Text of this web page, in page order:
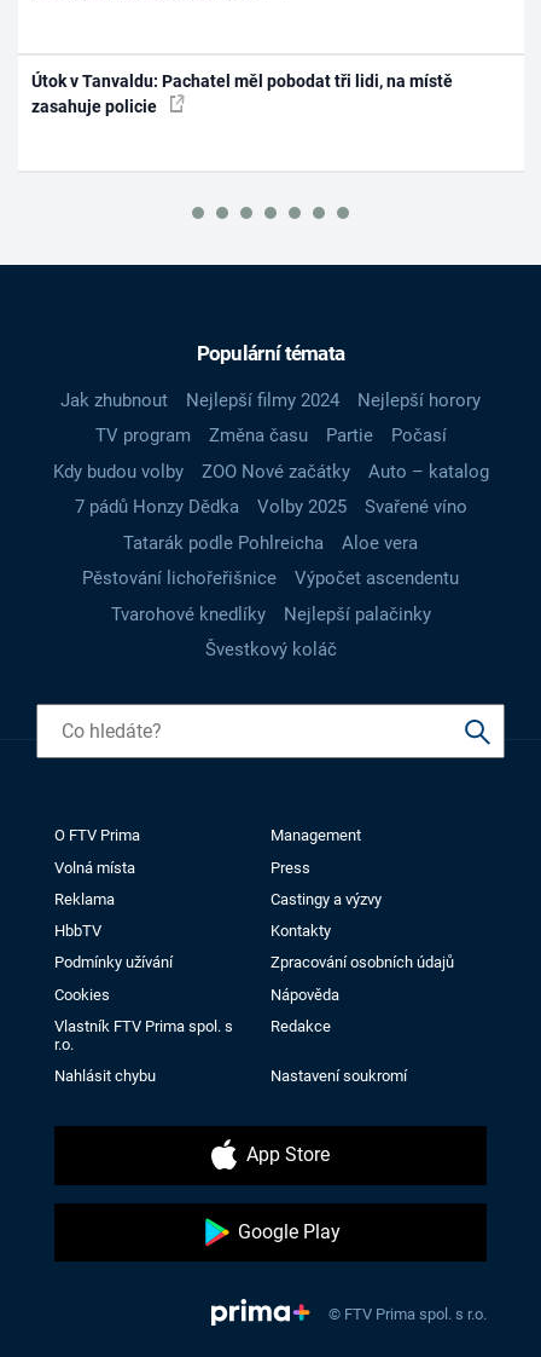
Útok v Tanvaldu: Pachatel měl pobodat tři lidi, na místě
zasahuje policie
Populární témata
Jak zhubnout Nejlepší filmy 2024
Nejlepší horory
TV program
Změna času Partie
Počasí
Kdy budou volby
ZOO Nové začátky
Auto – katalog
7 pádů Honzy Dědka
Volby 2025
Svařené víno
Tatarák podle Pohlreicha
Aloe vera
Pěstování lichořeřišnice
Výpočet ascendentu
Tvarohové knedlíky
Nejlepší palačinky
Švestkový koláč
O FTV Prima
Management
Volná místa
Press
Reklama
Castingy a výzvy
HbbTV
Kontakty
Podmínky užívání
Zpracování osobních údajů
Cookies
Nápověda
Vlastník FTV Prima spol. s
r.o.
Redakce
Nahlásit chybu Nastavení soukromí
App Store
Google Play
© FTV Prima spol. s r.o.